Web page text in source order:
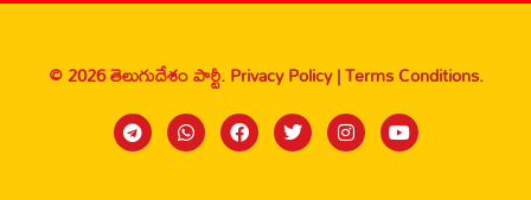
© 2026 తెలుగుదేశం పార్టీ.Privacy Policy |Terms Conditions.